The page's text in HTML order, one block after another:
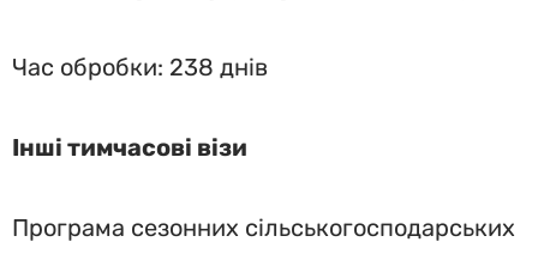
Час обробки: 238 днів
Інші тимчасові візи
Програма сезонних сільськогосподарських